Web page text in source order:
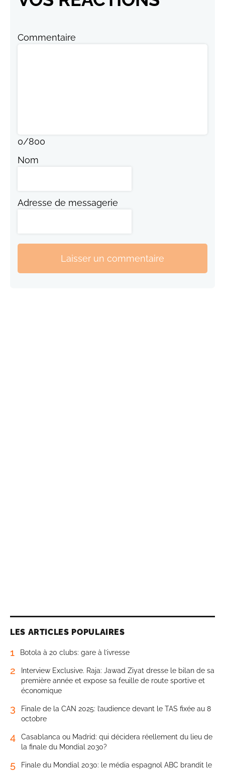
Commentaire
0/800
Nom
Adresse de messagerie
Laisser un commentaire
LES ARTICLES POPULAIRES
1 Botola à 20 clubs: gare à l’ivresse
2
Interview Exclusive. Raja: Jawad Ziyat dresse le bilan de sa
première année et expose sa feuille de route sportive et
économique
3
Finale de la CAN 2025: l’audience devant le TAS fixée au 8
octobre
4
Casablanca ou Madrid: qui décidera réellement du lieu de
la finale du Mondial 2030?
5
Finale du Mondial 2030: le média espagnol ABC brandit le